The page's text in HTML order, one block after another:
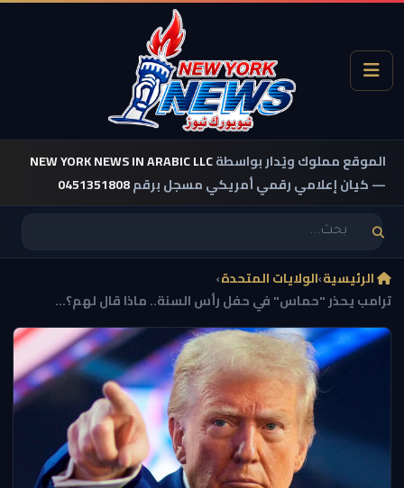
الموقع مملوك ويُدار بواسطةNEW YORK NEWS IN ARABIC LLC
— كيان إعلامي رقمي أمريكي مسجل برقم0451351808
الرئيسية›الولايات المتحدة›
ترامب يحذر "حماس" في حفل رأس السنة.. ماذا قال لهم؟...